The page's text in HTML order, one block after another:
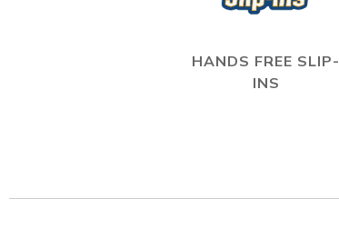
HANDS FREE SLIP-
INS